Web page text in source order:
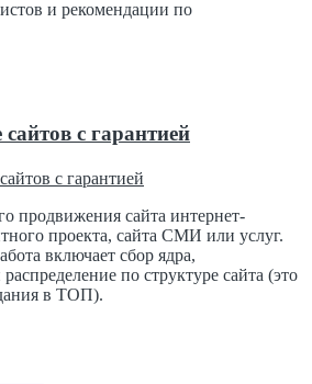
и рекомендации по
с гарантией
продвижения сайта интернет-
проекта, сайта СМИ или услуг.
включает сбор ядра,
по структуре сайта (это
в ТОП).